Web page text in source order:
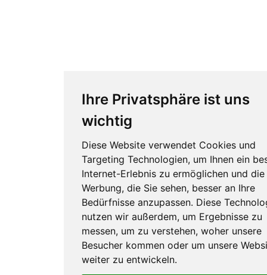
Ihre Privatsphäre ist uns
wichtig
Diese Website verwendet Cookies und
Targeting Technologien, um Ihnen ein
Internet-Erlebnis zu ermöglichen und die
Werbung, die Sie sehen, besser an Ihre
Bedürfnisse anzupassen. Diese
nutzen wir außerdem, um Ergebnisse zu
messen, um zu verstehen, woher unsere
Besucher kommen oder um unsere
weiter zu entwickeln.